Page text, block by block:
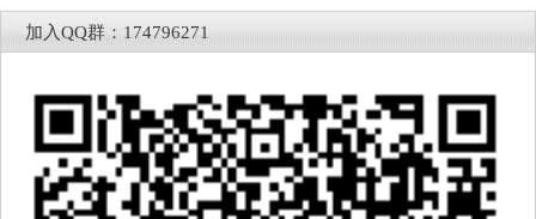
加入QQ群：174796271